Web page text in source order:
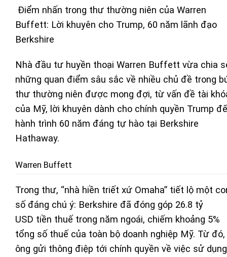
Điểm nhấn trong thư thường niên của Warren
Buffett: Lời khuyên cho Trump, 60 năm lãnh đạo
Berkshire
Nhà đầu tư huyền thoại Warren Buffett vừa chia
những quan điểm sâu sắc về nhiều chủ đề trong
thư thường niên được mong đợi, từ vấn đề tài
của Mỹ, lời khuyên dành cho chính quyền Trump
hành trình 60 năm đáng tự hào tại Berkshire
Hathaway.
Warren Buffett
Trong thư, “nhà hiền triết xứ Omaha” tiết lộ một
số đáng chú ý: Berkshire đã đóng góp 26.8 tỷ
USD tiền thuế trong năm ngoái, chiếm khoảng 5%
tổng số thuế của toàn bộ doanh nghiệp Mỹ. Từ đó,
ông gửi thông điệp tới chính quyền về việc sử dụng